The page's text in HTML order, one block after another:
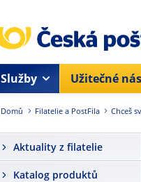
Služby Užitečné
Domů Filatelie a PostFila Chceš
Aktuality z filatelie
Katalog produktů